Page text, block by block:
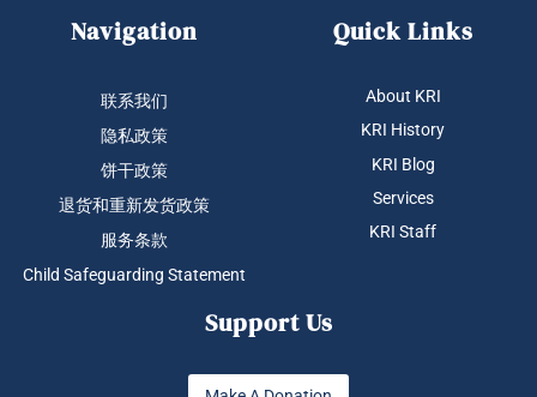
Navigation
联系我们
隐私政策
饼干政策
退货和重新发货政策
服务条款
Child Safeguarding Statement
Quick Links
About KRI
KRI History
KRI Blog
Services
KRI Staff
Support Us